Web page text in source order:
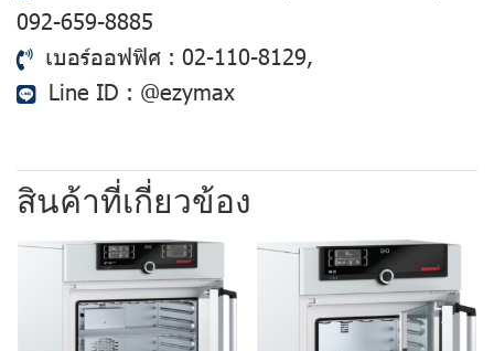
092-659-8885
เบอร์ออฟฟิศ : 02-110-8129,
Line ID : @ezymax
สินค้าที่เกี่ยวข้อง